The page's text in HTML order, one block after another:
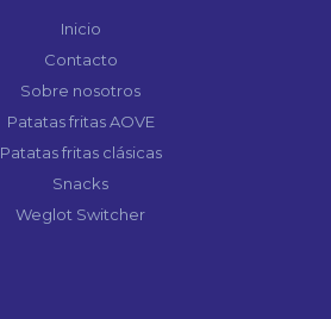
Inicio
Contacto
Sobre nosotros
Patatas fritas AOVE
Patatas fritas clásicas
Snacks
Weglot Switcher